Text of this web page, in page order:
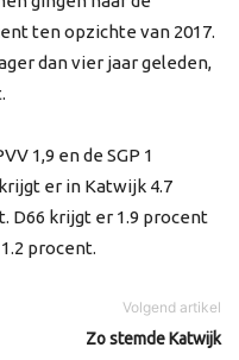
ten opzichte van 2017.
dan vier jaar geleden,
1,9 en de SGP 1
er in Katwijk 4.7
D66 krijgt er 1.9 procent
procent.
Volgend artikel
Zo stemde Katwijk